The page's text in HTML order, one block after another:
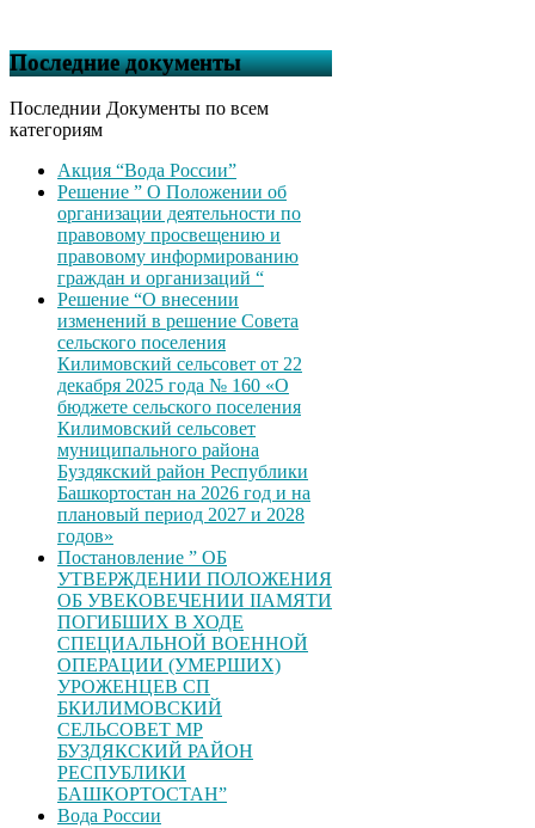
Последние документы
Последнии Документы по всем
категориям
Акция “Вода России”
Решение ” О Положении об
организации деятельности по
правовому просвещению и
правовому информированию
граждан и организаций “
Решение “О внесении
изменений в решение Совета
сельского поселения
Килимовский сельсовет от 22
декабря 2025 года № 160 «О
бюджете сельского поселения
Килимовский сельсовет
муниципального района
Буздякский район Республики
Башкортостан на 2026 год и на
плановый период 2027 и 2028
годов»
Постановление ” ОБ
УТВЕРЖДЕНИИ ПОЛОЖЕНИЯ
ОБ УВЕКОВЕЧЕНИИ ІІАМЯТИ
ПОГИБШИХ В ХОДЕ
СПЕЦИАЛЬНОЙ ВОЕННОЙ
ОПЕРАЦИИ (УМЕРШИХ)
УРОЖЕНЦЕВ CП
БКИЛИМОВСКИЙ
СЕЛЬСОВЕТ МР
БУЗДЯКСКИЙ РАЙОН
РЕСПУБЛИКИ
БАШКОРТОСТАН”
Вода России